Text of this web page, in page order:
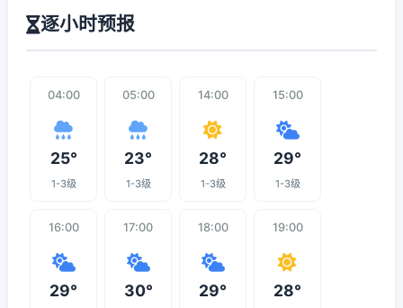
逐小时预报
04:00
25°
1-3级
05:00
23°
1-3级
14:00
28°
1-3级
15:00
29°
1-3级
16:00
29°
17:00
30°
18:00
29°
19:00
28°